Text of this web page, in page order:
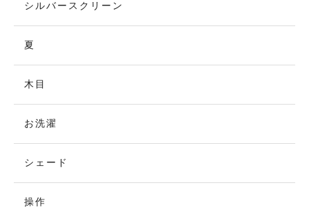
シルバースクリーン
夏
木目
お洗濯
シェード
操作